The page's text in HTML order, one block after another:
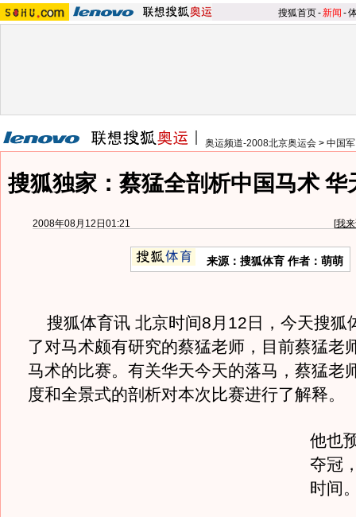
搜狐首页-新闻 -
奥运频道-2008北京奥运会 > 中国
搜狐独家：蔡猛全剖析中国马术 华
2008年08月12日01:21 [我
来源：搜狐体育 作者：萌萌
搜狐体育讯 北京时间8月12日，今天搜狐
了对马术颇有研究的蔡猛老师，目前蔡猛老
马术的比赛。有关华天今天的落马，蔡猛老
度和全景式的剖析对本次比赛进行了解释。
他也
夺冠
时间